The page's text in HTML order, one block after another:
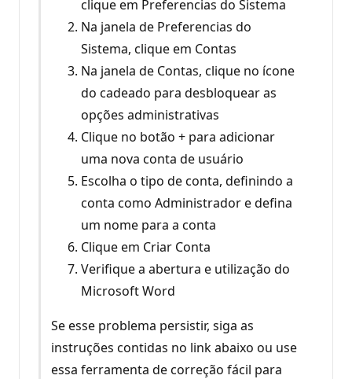
clique em Preferencias do Sistema
Na janela de Preferencias do
Sistema, clique em Contas
Na janela de Contas, clique no ícone
do cadeado para desbloquear as
opções administrativas
Clique no botão + para adicionar
uma nova conta de usuário
Escolha o tipo de conta, definindo a
conta como Administrador e defina
um nome para a conta
Clique em Criar Conta
Verifique a abertura e utilização do
Microsoft Word
Se esse problema persistir, siga as
instruções contidas no link abaixo ou use
essa ferramenta de correção fácil para